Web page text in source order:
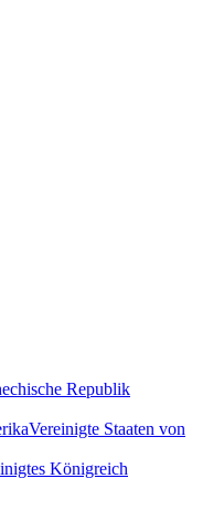
Republik
Vereinigte Staaten von
Königreich